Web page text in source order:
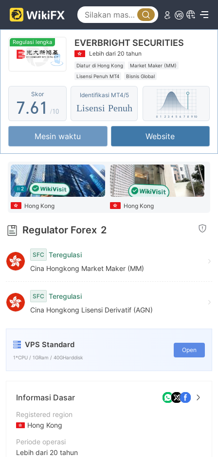
Regulasi lengka EVERBRIGHT SECURITIES
Lebih dari 20 tahun
Diatur di Hong Kong
Market Maker (MM)
Lisensi Penuh MT4
Bisnis Global
Skor
2
3
4
6
7
8
9
.
1
2
3
5
6
7
8
9
0
1
2
3
4
5
6
7
8
9
/10
Identifikasi MT4/5
Lisensi Penuh
Mesin waktu Website
2
Hong Kong Hong Kong
Regulator Forex 2
SFC
Teregulasi
Cina Hongkong Market Maker (MM)
SFC
Teregulasi
Cina Hongkong Lisensi Derivatif (AGN)
VPS Standard
1*CPU / 1GRam / 40GHarddisk
Open
Informasi Dasar
Registered region
Hong Kong
Periode operasi
Lebih dari 20 tahun